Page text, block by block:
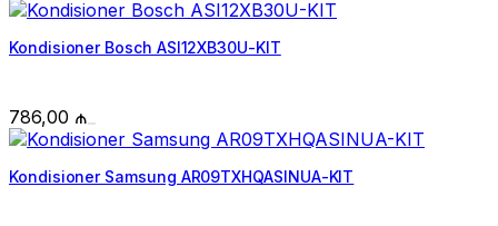
Kondisioner Bosch ASI12XB30U-KIT
786,00 ₼
Kondisioner Samsung AR09TXHQASINUA-KIT